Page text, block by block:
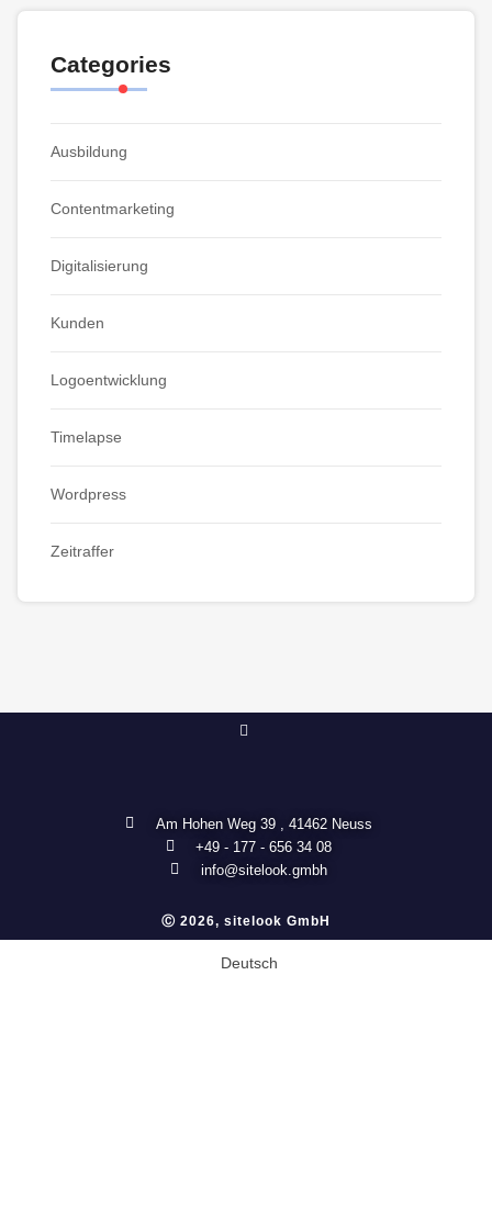
Categories
Ausbildung
Contentmarketing
Digitalisierung
Kunden
Logoentwicklung
Timelapse
Wordpress
Zeitraffer
Am Hohen Weg 39 , 41462 Neuss
+49 - 177 - 656 34 08
info@sitelook.gmbh
Ⓒ 2026, sitelook GmbH
Deutsch